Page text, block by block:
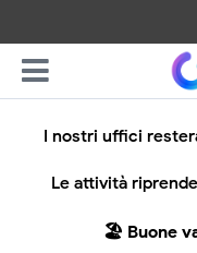
I nostri uffici
Le attività
🏖️ Buone